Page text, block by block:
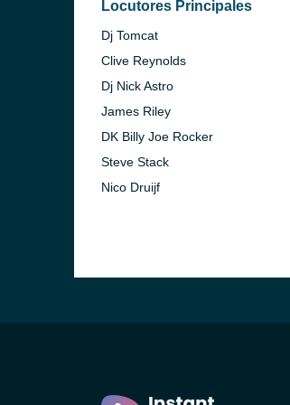
Locutores Principales
Dj Tomcat
Clive Reynolds
Dj Nick Astro
James Riley
DK Billy Joe Rocker
Steve Stack
Nico Druijf